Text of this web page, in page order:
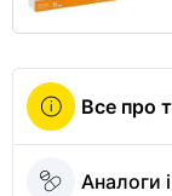
Все про
Аналоги